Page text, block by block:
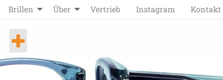
Brillen Über Vertrieb Instagram Kontakt